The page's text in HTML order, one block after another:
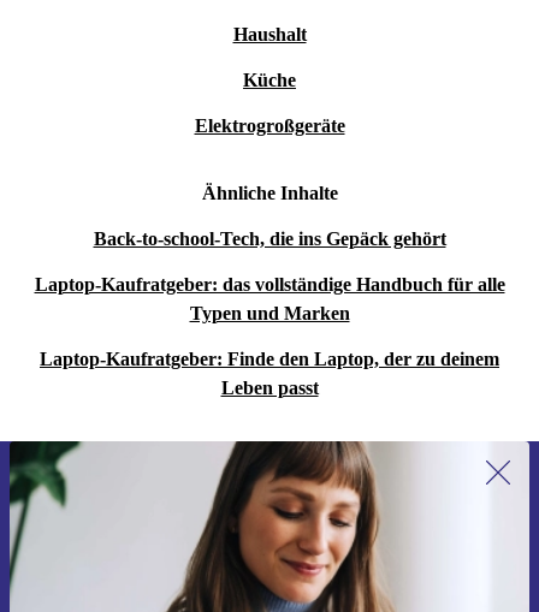
Haushalt
Küche
Elektrogroßgeräte
Ähnliche Inhalte
Back-to-school-Tech, die ins Gepäck gehört
Laptop-Kaufratgeber: das vollständige Handbuch für alle
Typen und Marken
Laptop-Kaufratgeber: Finde den Laptop, der zu deinem
Leben passt
Erstmals zum Newsletter anmelden,
15 € sparen!
Verpasse kein Angebot mehr.